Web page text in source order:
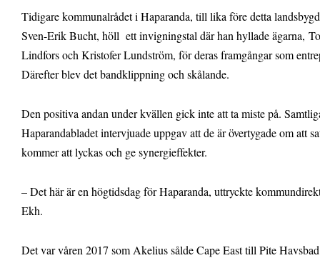
Tidigare kommunalrådet i Haparanda, till lika före detta
Sven-Erik Bucht, höll ett invigningstal där han hyllade ägarna,
Lindfors och Kristofer Lundström, för deras framgångar som
Därefter blev det bandklippning och skålande.
Den positiva andan under kvällen gick inte att ta miste på.
Haparandabladet intervjuade uppgav att de är övertygade om att
kommer att lyckas och ge synergieffekter.
– Det här är en högtidsdag för Haparanda, uttryckte
Ekh.
Det var våren 2017 som Akelius sålde Cape East till Pite